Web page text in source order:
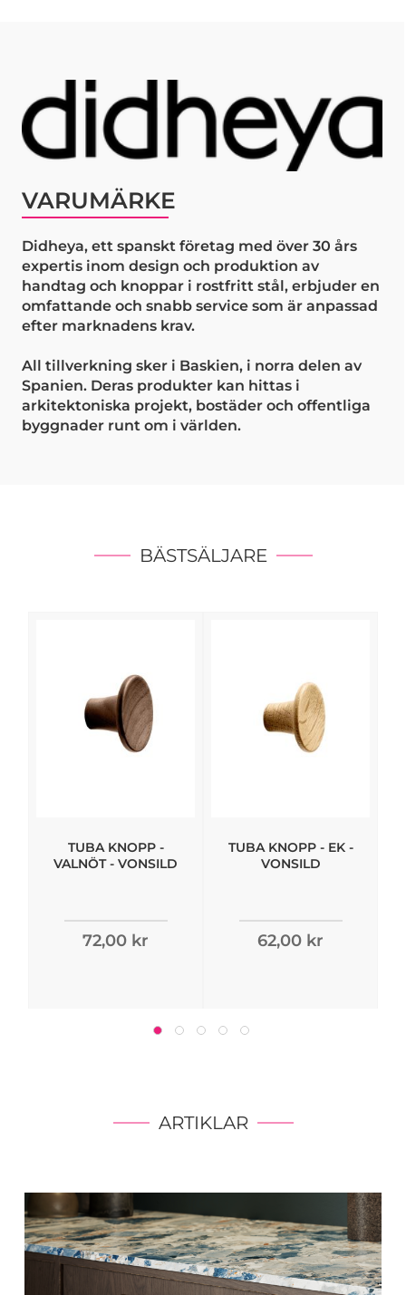
VARUMÄRKE
Didheya, ett spanskt företag med över 30 års
expertis inom design och produktion av
handtag och knoppar i rostfritt stål, erbjuder en
omfattande och snabb service som är anpassad
efter marknadens krav.
All tillverkning sker i Baskien, i norra delen av
Spanien. Deras produkter kan hittas i
arkitektoniska projekt, bostäder och offentliga
byggnader runt om i världen.
BÄSTSÄLJARE
TUBA KNOPP -
VALNÖT - VONSILD
72,00 kr
TUBA KNOPP - EK -
VONSILD
62,00 kr
ARTIKLAR